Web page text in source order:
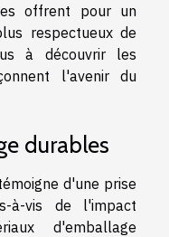
offrent pour un
respectueux de
à découvrir les
l'avenir du
durables
d'une prise
à-vis de l'impact
d'emballage